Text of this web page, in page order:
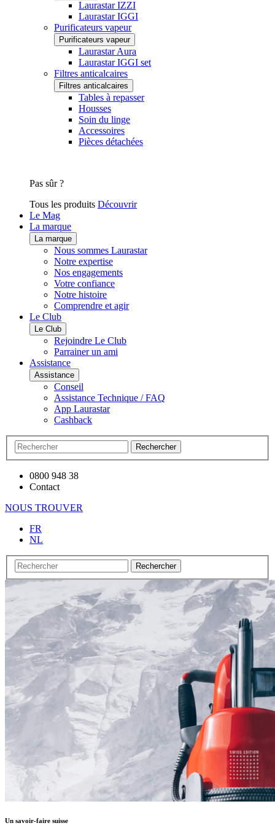
Laurastar IZZI
Laurastar IGGI
Purificateurs vapeur
Purificateurs vapeur
Laurastar Aura
Laurastar IGGI set
Filtres anticalcaires
Filtres anticalcaires
Tables à repasser
Housses
Soin du linge
Accessoires
Pièces détachées
Pas sûr ?
Tous les produits Découvrir
Le Mag
La marque
La marque
Nous sommes Laurastar
Notre expertise
Nos engagements
Votre confiance
Notre histoire
Comprendre et agir
Le Club
Le Club
Rejoindre Le Club
Parrainer un ami
Assistance
Assistance
Conseil
Assistance Technique / FAQ
App Laurastar
Cashback
Rechercher
0800 948 38
Contact
NOUS TROUVER
FR
NL
Rechercher
Un savoir-faire suisse